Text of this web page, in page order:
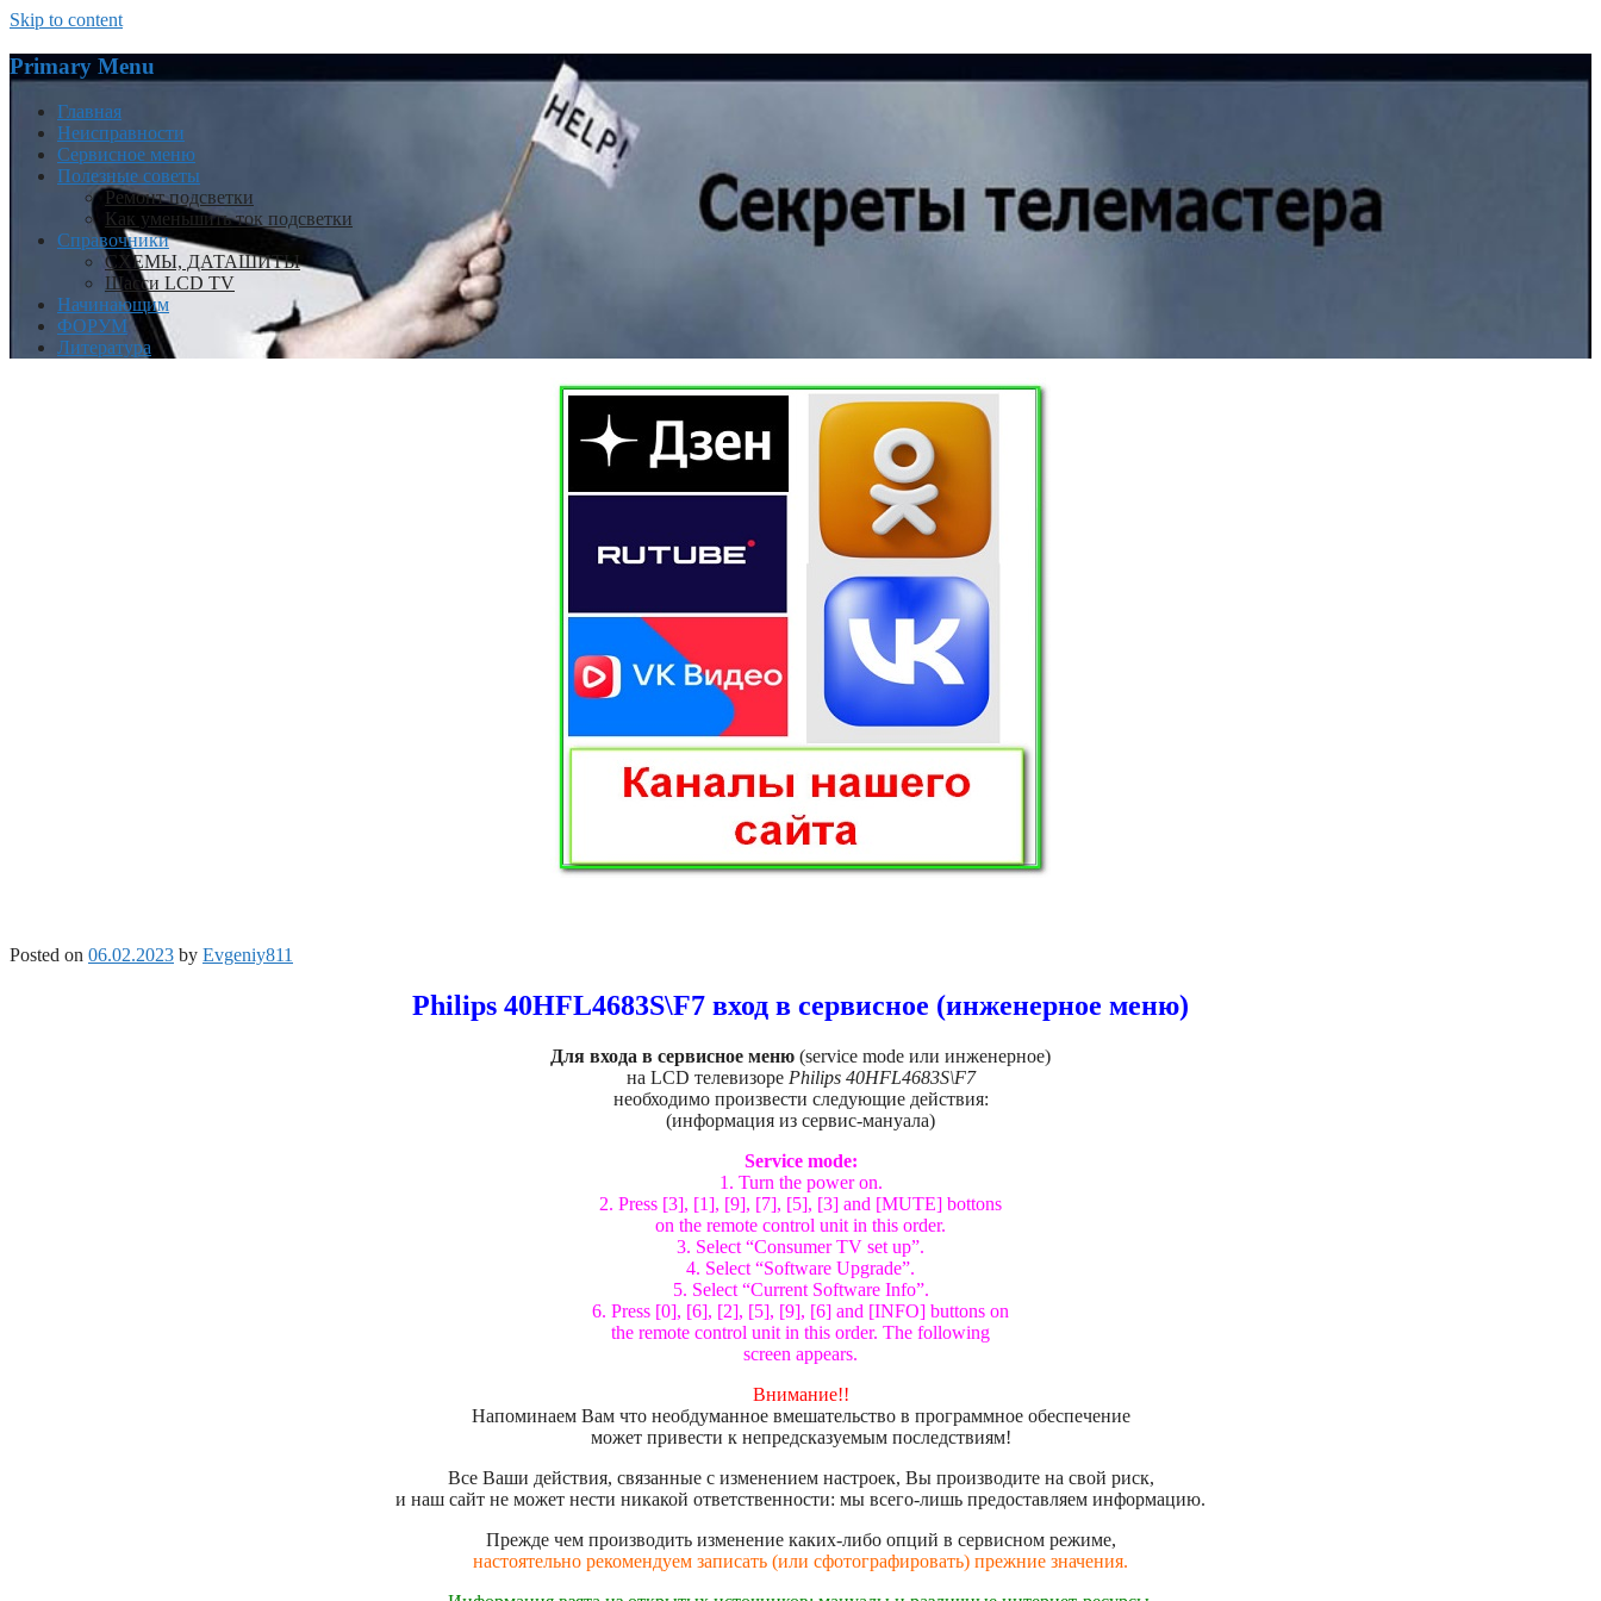
Skip to content
Primary Menu
Главная
Неисправности
Сервисное меню
Полезные советы
Ремонт подсветки
Как уменьшить ток подсветки
Справочники
СХЕМЫ, ДАТАШИТЫ
Шасси LCD TV
Начинающим
ФОРУМ
Литература
Posted on 06.02.2023 by Evgeniy811
Philips 40HFL4683S\F7 вход в сервисное (инженерное меню)
Для входа в сервисное меню (service mode или инженерное)
на LCD телевизоре Philips 40HFL4683S\F7
необходимо произвести следующие действия:
(информация из сервис-мануала)
Service mode:
1. Turn the power on.
2. Press [3], [1], [9], [7], [5], [3] and [MUTE] bottons
on the remote control unit in this order.
3. Select “Consumer TV set up”.
4. Select “Software Upgrade”.
5. Select “Current Software Info”.
6. Press [0], [6], [2], [5], [9], [6] and [INFO] buttons on
the remote control unit in this order. The following
screen appears.
Внимание!!
Напоминаем Вам что необдуманное вмешательство в программное обеспечение
может привести к непредсказуемым последствиям!
Все Ваши действия, связанные с изменением настроек, Вы производите на свой риск,
и наш сайт не может нести никакой ответственности: мы всего-лишь предоставляем информацию.
Прежде чем производить изменение каких-либо опций в сервисном режиме,
настоятельно рекомендуем записать (или сфотографировать) прежние значения.